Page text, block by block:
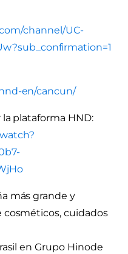
channel/UC-
en/cancun/
plataforma HND:
más grande y
cuidados
en Grupo Hinode